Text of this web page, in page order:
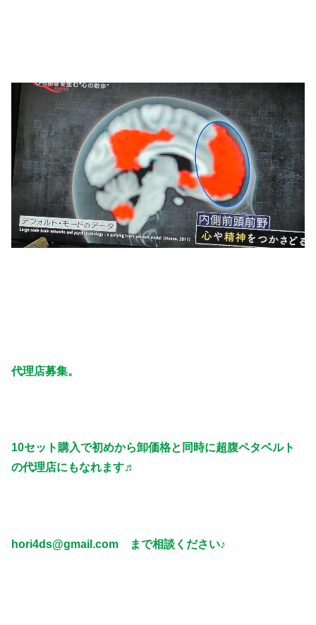
代理店募集。
10セット購入で初めから卸価格と同時に超腹ペタベルト
の代理店にもなれます♬
hori4ds@gmail.com まで相談ください♪